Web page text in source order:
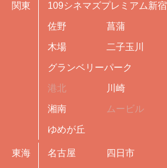
関東 109シネマズプレミアム新宿
佐野 菖蒲
木場 二子玉川
グランベリーパーク
港北 川崎
湘南 ムービル
ゆめが丘
東海 名古屋 四日市